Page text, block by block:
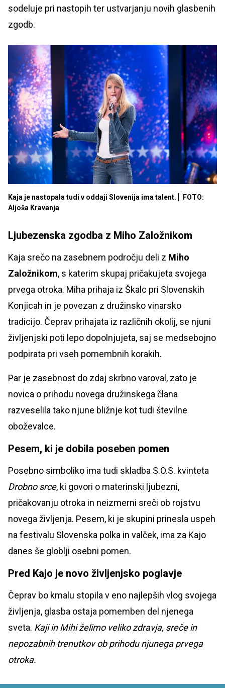
sodeluje pri nastopih ter ustvarjanju novih glasbenih
zgodb.
Kaja je nastopala tudi v oddaji Slovenija ima talent.
FOTO:
Aljoša Kravanja
Ljubezenska zgodba z Miho Založnikom
Kaja srečo na zasebnem področju deli z Miho
Založnikom, s katerim skupaj pričakujeta svojega
prvega otroka. Miha prihaja iz Škalc pri Slovenskih
Konjicah in je povezan z družinsko vinarsko
tradicijo. Čeprav prihajata iz različnih okolij, se njuni
življenjski poti lepo dopolnjujeta, saj se medsebojno
podpirata pri vseh pomembnih korakih.
Par je zasebnost do zdaj skrbno varoval, zato je
novica o prihodu novega družinskega člana
razveselila tako njune bližnje kot tudi številne
oboževalce.
Pesem, ki je dobila poseben pomen
Posebno simboliko ima tudi skladba S.O.S. kvinteta
Drobno srce, ki govori o materinski ljubezni,
pričakovanju otroka in neizmerni sreči ob rojstvu
novega življenja. Pesem, ki je skupini prinesla uspeh
na festivalu Slovenska polka in valček, ima za Kajo
danes še globlji osebni pomen.
Pred Kajo je novo življenjsko poglavje
Čeprav bo kmalu stopila v eno najlepših vlog svojega
življenja, glasba ostaja pomemben del njenega
sveta. Kaji in Mihi želimo veliko zdravja, sreče in
nepozabnih trenutkov ob prihodu njunega prvega
otroka.